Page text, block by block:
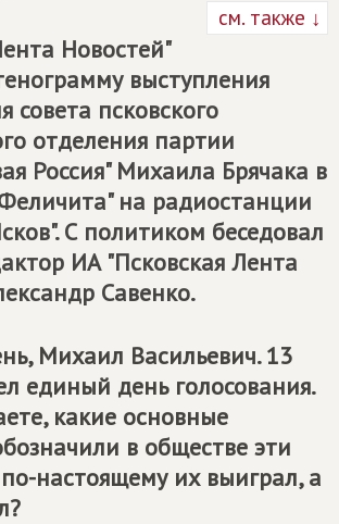
см. также ↓
Новостей"
выступления
совета псковского
отделения партии
Россия" Михаила Брячака в
на радиостанции
С политиком беседовал
ИА "Псковская Лента
Савенко.
Михаил Васильевич. 13
единый день голосования.
какие основные
в обществе эти
настоящему их выиграл, а